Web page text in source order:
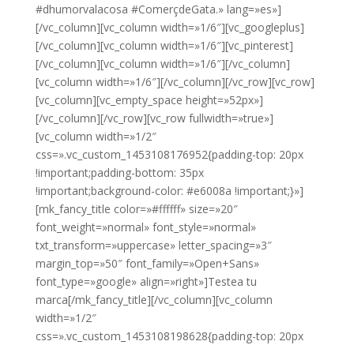
#dhumorvalacosa #ComerçdeGata.» lang=»es»]
[/vc_column][vc_column width=»1/6″][vc_googleplus]
[/vc_column][vc_column width=»1/6″][vc_pinterest]
[/vc_column][vc_column width=»1/6″][/vc_column]
[vc_column width=»1/6″][/vc_column][/vc_row][vc_row]
[vc_column][vc_empty_space height=»52px»]
[/vc_column][/vc_row][vc_row fullwidth=»true»]
[vc_column width=»1/2″
css=».vc_custom_1453108176952{padding-top: 20px
!important;padding-bottom: 35px
!important;background-color: #e6008a !important;}»]
[mk_fancy_title color=»#ffffff» size=»20″
font_weight=»normal» font_style=»normal»
txt_transform=»uppercase» letter_spacing=»3″
margin_top=»50″ font_family=»Open+Sans»
font_type=»google» align=»right»]Testea tu
marca[/mk_fancy_title][/vc_column][vc_column
width=»1/2″
css=».vc_custom_1453108198628{padding-top: 20px